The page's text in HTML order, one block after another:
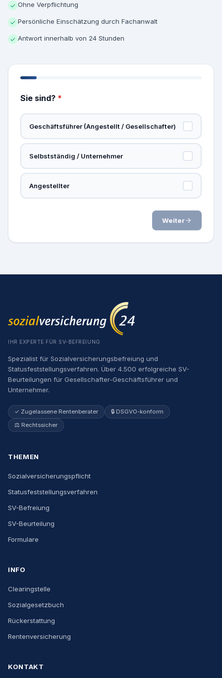
✓ Ohne Verpflichtung
✓ Persönliche Einschätzung durch Fachanwalt
✓ Antwort innerhalb von 24 Stunden
Sie sind? *
Geschäftsführer (Angestellt / Gesellschafter)
Selbstständig / Unternehmer
Angestellter
Weiter
IHR EXPERTE FÜR SV-BEFREIUNG
Spezialist für Sozialversicherungsbefreiung und
Statusfeststellungsverfahren. Über 4.500 erfolgreiche SV-
Beurteilungen für Gesellschafter-Geschäftsführer und
Unternehmer.
✓ Zugelassene Rentenberater
🔒 DSGVO-konform
⚖️ Rechtssicher
THEMEN
Sozialversicherungspflicht
Statusfeststellungsverfahren
SV-Befreiung
SV-Beurteilung
Formulare
INFO
Clearingstelle
Sozialgesetzbuch
Rückerstattung
Rentenversicherung
KONTAKT